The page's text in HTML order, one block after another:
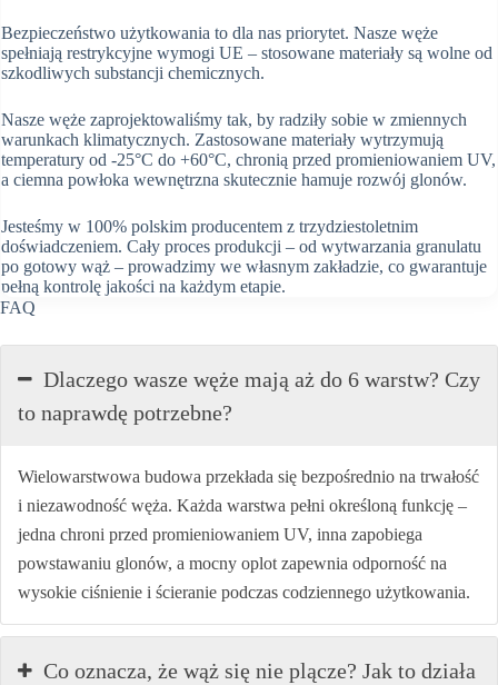
Bezpieczeństwo użytkowania to dla nas priorytet. Nasze węże
spełniają restrykcyjne wymogi UE – stosowane materiały są wolne od
szkodliwych substancji chemicznych.
Nasze węże zaprojektowaliśmy tak, by radziły sobie w zmiennych
warunkach klimatycznych. Zastosowane materiały wytrzymują
temperatury od -25°C do +60°C, chronią przed promieniowaniem UV,
a ciemna powłoka wewnętrzna skutecznie hamuje rozwój glonów.
Jesteśmy w 100% polskim producentem z trzydziestoletnim
doświadczeniem. Cały proces produkcji – od wytwarzania granulatu
po gotowy wąż – prowadzimy we własnym zakładzie, co gwarantuje
pełną kontrolę jakości na każdym etapie.
FAQ
Dlaczego wasze węże mają aż do 6 warstw? Czy
to naprawdę potrzebne?
Wielowarstwowa budowa przekłada się bezpośrednio na trwałość
i niezawodność węża. Każda warstwa pełni określoną funkcję –
jedna chroni przed promieniowaniem UV, inna zapobiega
powstawaniu glonów, a mocny oplot zapewnia odporność na
wysokie ciśnienie i ścieranie podczas codziennego użytkowania.
Co oznacza, że wąż się nie plącze? Jak to działa